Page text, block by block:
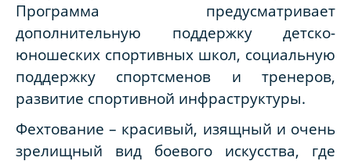
Программа предусматривает
дополнительную поддержку детско-
юношеских спортивных школ, социальную
поддержку спортсменов и тренеров,
развитие спортивной инфраструктуры.
Фехтование – красивый, изящный и очень
зрелищный вид боевого искусства, где